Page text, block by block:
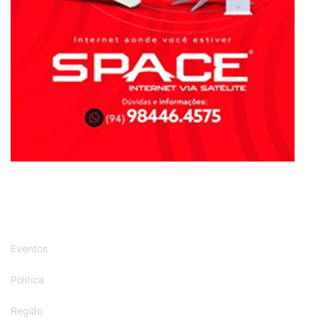
Eventos
Política
Região